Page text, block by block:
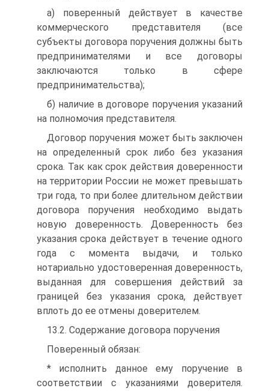
а) поверенный действует в качестве
коммерческого представителя (все
субъекты договора поручения должны быть
предпринимателями и все договоры
заключаются только в сфере
предпринимательства);
б) наличие в договоре поручения указаний
на полномочия представителя.
Договор поручения может быть заключен
на определенный срок либо без указания
срока. Так как срок действия доверенности
на территории России не может превышать
три года, то при более длительном действии
договора поручения необходимо выдать
новую доверенность. Доверенность без
указания срока действует в течение одного
года с момента выдачи, и только
нотариально удостоверенная доверенность,
выданная для совершения действий за
границей без указания срока, действует
вплоть до ее отмены доверителем.
13.2. Содержание договора поручения
Поверенный обязан:
* исполнить данное ему поручение в
соответствии с указаниями доверителя.